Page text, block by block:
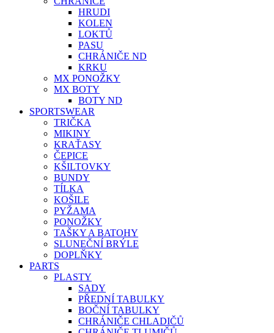
HRUDI
KOLEN
LOKTŮ
PASU
CHRÁNIČE ND
KRKU
MX PONOŽKY
MX BOTY
BOTY ND
SPORTSWEAR
TRIČKA
MIKINY
KRAŤASY
ČEPICE
KŠILTOVKY
BUNDY
TÍLKA
KOŠILE
PYŽAMA
PONOŽKY
TAŠKY A BATOHY
SLUNEČNÍ BRÝLE
DOPLŇKY
PARTS
PLASTY
SADY
PŘEDNÍ TABULKY
BOČNÍ TABULKY
CHRÁNIČE CHLADIČŮ